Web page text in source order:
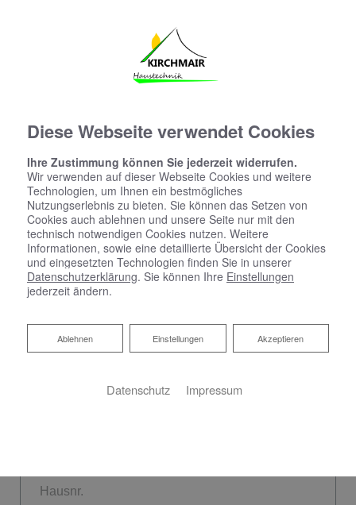
Kontaktformular
Vorname
Diese Webseite verwendet Cookies
Ihre Zustimmung können Sie jederzeit widerrufen.
Wir verwenden auf dieser Webseite Cookies und weitere
Technologien, um Ihnen ein bestmögliches
Nutzungserlebnis zu bieten. Sie können das Setzen von
Cookies auch ablehnen und unsere Seite nur mit den
technisch notwendigen Cookies nutzen. Weitere
Informationen, sowie eine detaillierte Übersicht der Cookies
und eingesetzten Technologien finden Sie in unserer
Datenschutzerklärung. Sie können Ihre Einstellungen
jederzeit ändern.
Akzeptieren
Einstellungen
Ablehnen
Ablehnen
Datenschutz Impressum